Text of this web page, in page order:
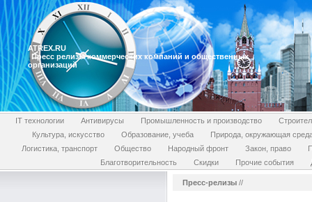
ATREX.RU
Пресс релизы коммерческих компаний и общественных
организаций
IT технологии Антивирусы Промышленность и производство
Культура, искусство
Образование, учеба
Природа, окружающая
Логистика, транспорт
Общество Народный фронт Закон, право
Благотворительность
Скидки Прочие события
Пресс-релизы //